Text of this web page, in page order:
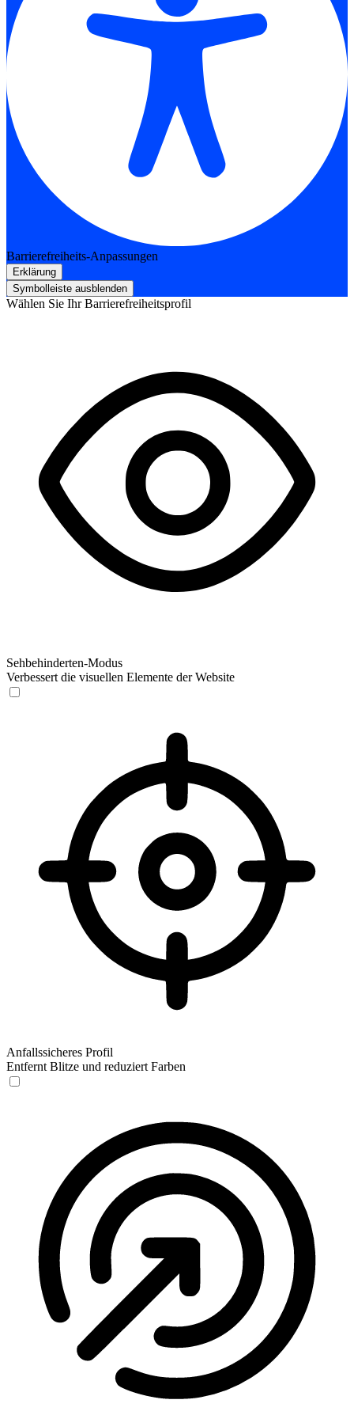
Barrierefreiheits-Anpassungen
Erklärung
Symbolleiste ausblenden
Wählen Sie Ihr Barrierefreiheitsprofil
Sehbehinderten-Modus
Verbessert die visuellen Elemente der Website
Anfallssicheres Profil
Entfernt Blitze und reduziert Farben